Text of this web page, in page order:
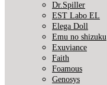
Dr.Spiller
EST Labo EL
Elega Doll
Emu no shizuku
Exuviance
Faith
Foamous
Genosys